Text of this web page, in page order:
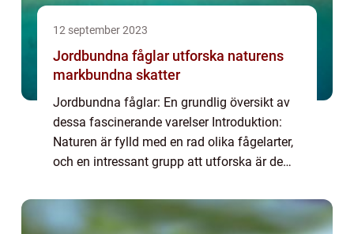
12 september 2023
Jordbundna fåglar utforska naturens
markbundna skatter
Jordbundna fåglar: En grundlig översikt av
dessa fascinerande varelser Introduktion:
Naturen är fylld med en rad olika fågelarter,
och en intressant grupp att utforska är de
tillbringar större delen av sin ...